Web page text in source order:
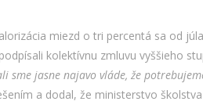
miezd o tri percentá sa od júla
kolektívnu zmluvu vyššieho
sme jasne najavo vláde, že
a dodal, že ministerstvo